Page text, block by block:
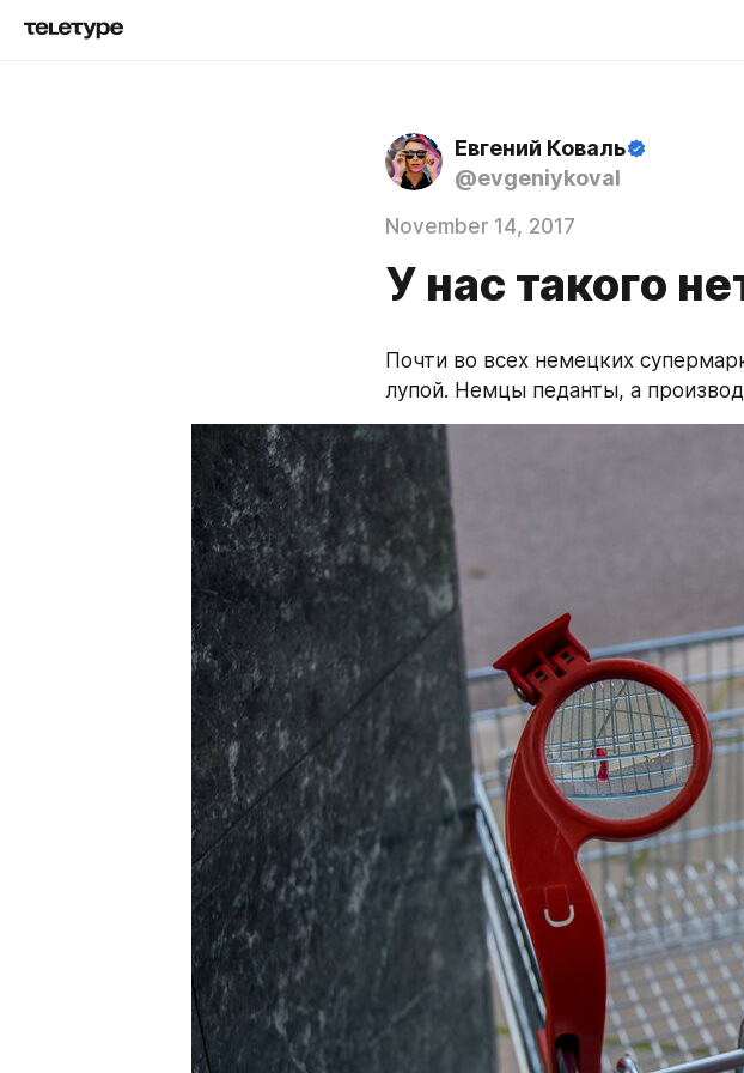
Евгений Коваль
@evgeniykoval
November 14, 2017
У нас такого
Почти во всех немецких
лупой. Немцы педанты, а